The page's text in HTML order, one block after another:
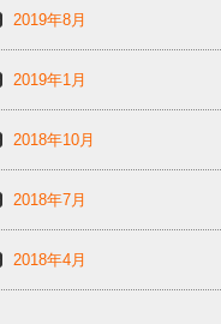
2019年8月
2019年1月
2018年10月
2018年7月
2018年4月